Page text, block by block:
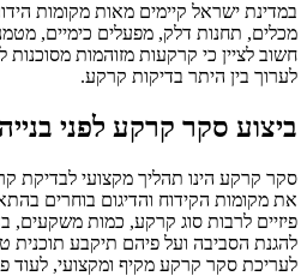
במדינת ישראל קיימים מאות מקומות
מכלים, תחנות דלק, מפעלים כימיים,
חשוב לציין כי קרקעות מזוהמות
לערוך בין היתר בדיקות קרקע.
ביצוע סקר קרקע לפני בנייה
סקר קרקע הינו תהליך מקצועי לבדיקת
את מקומות הקידוח והדיגום בוחרים
פיזיים לרבות סוג קרקע, כמות משקעים,
להגנת הסביבה ועל פיהם תיקבע תוכנית
לעריכת סקר קרקע מקיף ומקצועי, לעוד